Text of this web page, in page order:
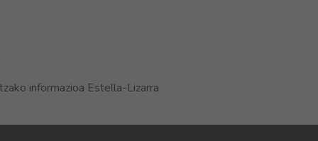
informazioa Estella-Lizarra